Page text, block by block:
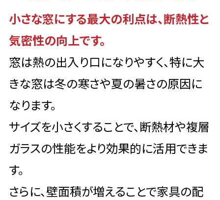
小さな窓にする最大の利点は、断熱性と
気密性の向上です。
窓は熱の出入り口になりやすく、特に大
きな窓は冬の寒さや夏の暑さの原因に
なります。
サイズを小さくすることで、断熱材や複層
ガラスの性能をより効果的に活用できま
す。
さらに、壁面積が増えることで家具の配